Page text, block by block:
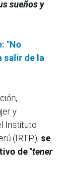
sueños y
"No
salir de la
y
Instituto
(IRTP), se
de"tener